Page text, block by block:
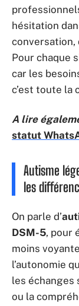
hésitation
conversation,
Pour chaque
car les
c’est toute la
A lire
statut
Autisme
les
On parle d’
DSM-5, pour
moins
l’autonomie
les échanges
ou la